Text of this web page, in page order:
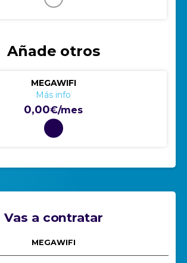
Añade otros
MEGAWIFI
Más info
0,00€/mes
Vas a contratar
MEGAWIFI